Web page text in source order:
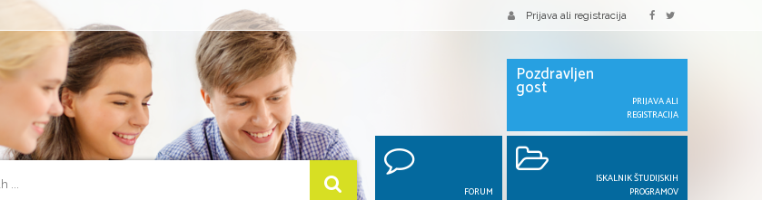
Prijava ali registracija
Pozdravljen
gost
PRIJAVA ALI
REGISTRACIJA
FORUM
ISKALNIK ŠTUDIJSKIH
PROGRAMOV